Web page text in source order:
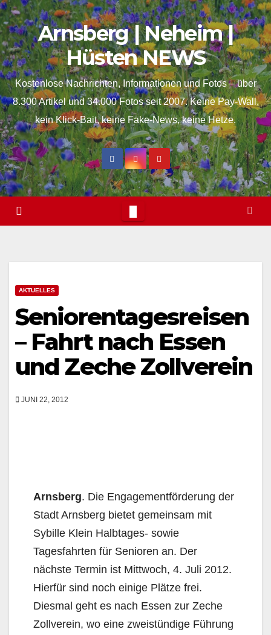
springen
Skip
to
content
Arnsberg | Neheim |
Hüsten NEWS
Kostenlose Nachrichten, Informationen und Fotos – über
8.300 Artikel und 34.000 Fotos seit 2007. Keine Pay-Wall,
kein Klick-Bait, keine Fake-News, keine Hetze.
AKTUELLES
Seniorentagesreisen
– Fahrt nach Essen
und Zeche Zollverein
JUNI 22, 2012
Arnsberg. Die Engagementförderung der
Stadt Arnsberg bietet gemeinsam mit
Sybille Klein Halbtages- sowie
Tagesfahrten für Senioren an. Der
nächste Termin ist Mittwoch, 4. Juli 2012.
Hierfür sind noch einige Plätze frei.
Diesmal geht es nach Essen zur Zeche
Zollverein, wo eine zweistündige Führung